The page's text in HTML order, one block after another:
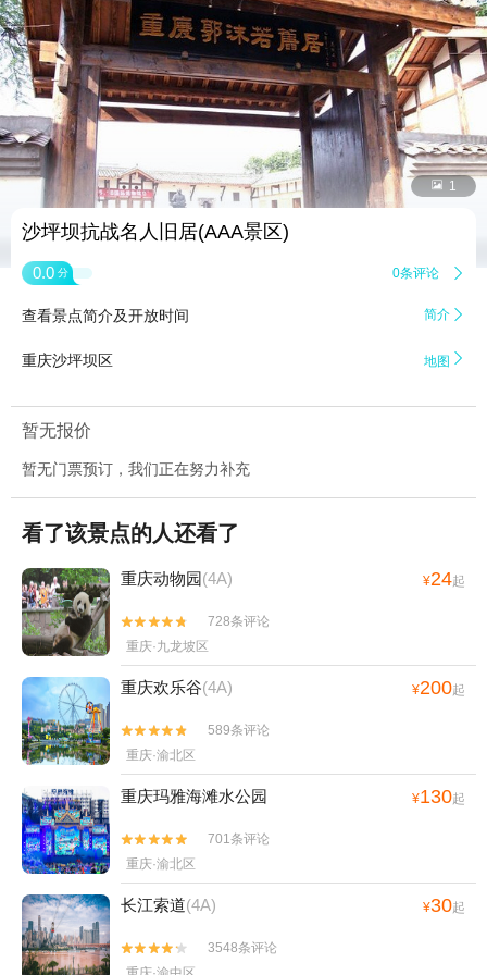
 1
沙坪坝抗战名人旧居(AAA景区)
0.0 分 0条评论 
查看景点简介及开放时间 简介 
重庆沙坪坝区 地图 
暂无报价
暂无门票预订，我们正在努力补充
看了该景点的人还看了
重庆动物园(4A) ¥24起


728条评论
重庆·九龙坡区
重庆欢乐谷(4A) ¥200起


589条评论
重庆·渝北区
重庆玛雅海滩水公园 ¥130起


701条评论
重庆·渝北区
长江索道(4A) ¥30起


3548条评论
